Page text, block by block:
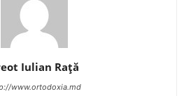
Iulian Raţă
www.ortodoxia.md